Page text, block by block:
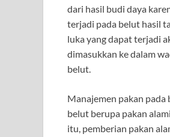
dari hasil budi daya
terjadi pada belut hasil
luka yang dapat terjadi
dimasukkan ke dalam
belut.
Manajemen pakan
belut berupa pakan
itu, pemberian pakan